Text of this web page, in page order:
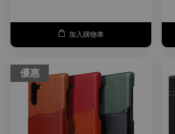
加入購物車
優惠